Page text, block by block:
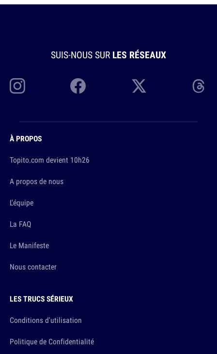
SUIS-NOUS SUR LES RÉSEAUX
À PROPOS
Topito.com devient 10h26
A propos de nous
L'équipe
La FAQ
Le Manifeste
Nous contacter
LES TRUCS SÉRIEUX
Conditions d'utilisation
Politique de Confidentialité